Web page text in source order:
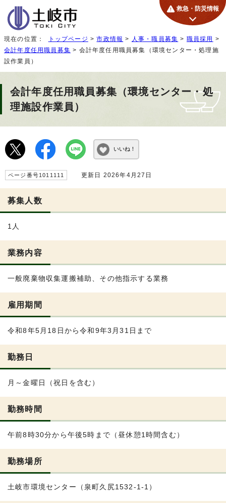
救急・防災情報
現在の位置： トップページ >市政情報 > 人事・職員募集 > 職員採用 >
会計年度任用職員募集 > 会計年度任用職員募集（環境センター・処理施
設作業員）
会計年度任用職員募集（環境センター・処
理施設作業員）
いいね！
ページ番号1011111 更新日 2026年4月27日
募集人数
1人
業務内容
一般廃棄物収集運搬補助、その他指示する業務
雇用期間
令和8年5月18日から令和9年3月31日まで
勤務日
月～金曜日（祝日を含む）
勤務時間
午前8時30分から午後5時まで（昼休憩1時間含む）
勤務場所
土岐市環境センター（泉町久尻1532-1-1）